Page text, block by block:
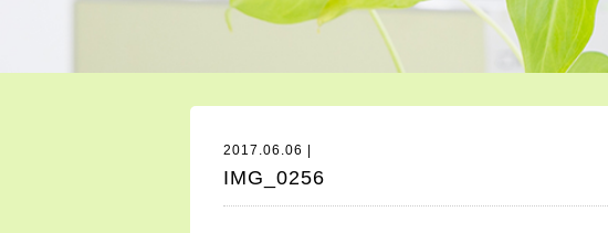
2017.06.06 |
IMG_0256